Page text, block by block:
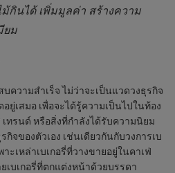
กินได้ เพิ่มมูลค่า สร้างความ
ยม
ความสำเร็จ ไม่ว่าจะเป็นแวดวงธุรกิจ
ยู่เสมอ เพื่อจะได้รู้ความเป็นไปในท้อง
ทรนด์ หรือสิ่งที่กำลังได้รับความนิยม
จของตัวเอง เช่นเดียวกันกับวงการเบ
ะเหล่าเบเกอรี่ที่วางขายอยู่ในคาเฟ่
บเกอรี่ที่ตกแต่งหน้าด้วยบรรดา